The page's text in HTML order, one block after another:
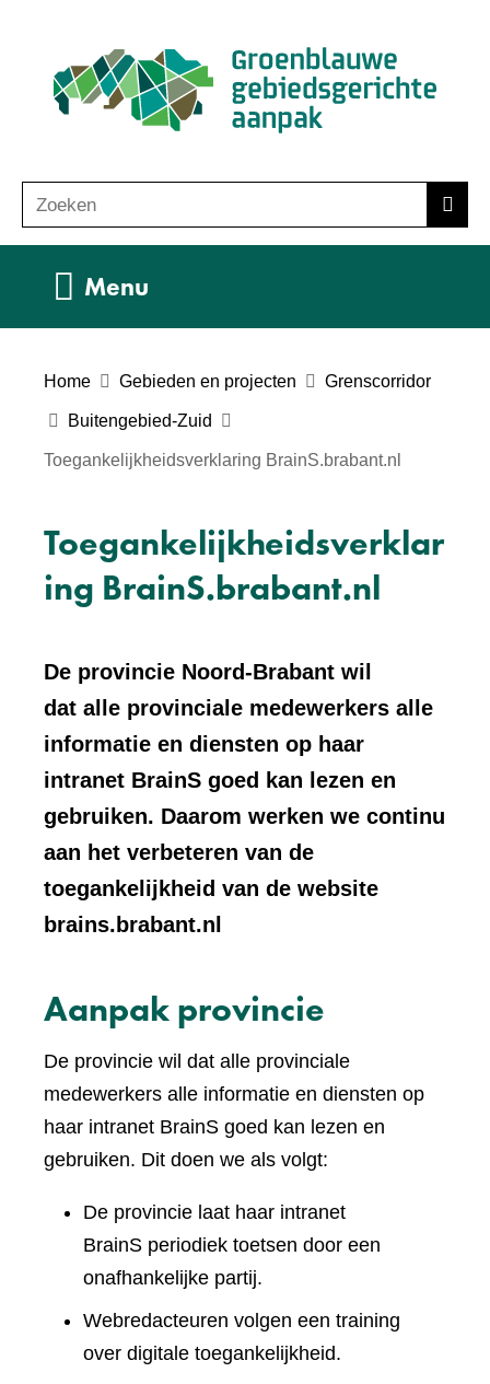
naar
de
inhoud
o
e
Zoeken
Menu
Home Gebieden en projecten Grenscorridor
Buitengebied-Zuid
Toegankelijkheidsverklaring BrainS.brabant.nl
Toegankelijkheidsverklar
ing BrainS.brabant.nl
De provincie Noord-Brabant wil
dat alle provinciale medewerkers alle
informatie en diensten op haar
intranet BrainS goed kan lezen en
gebruiken. Daarom werken we continu
aan het verbeteren van de
toegankelijkheid van de website
brains.brabant.nl
Aanpak provincie
De provincie wil dat alle provinciale
medewerkers alle informatie en diensten op
haar intranet BrainS goed kan lezen en
gebruiken. Dit doen we als volgt:
De provincie laat haar intranet
BrainS periodiek toetsen door een
onafhankelijke partij.
Webredacteuren volgen een training
over digitale toegankelijkheid.